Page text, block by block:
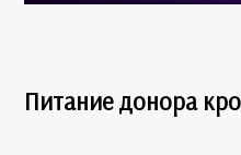
Питание донора